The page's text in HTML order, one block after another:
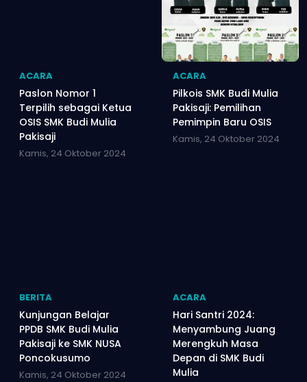
ACARA
Paslon Nomor 1
Terpilih sebagai Ketua
OSIS SMK Budi Mulia
Pakisaji
Kamis, 24 Oktober 2024
ACARA
Pilkois SMK Budi Mulia
Pakisaji: Pemilihan
Pemimpin Baru OSIS
Kamis, 24 Oktober 2024
BERITA
Kunjungan Belajar
PPDB SMK Budi Mulia
Pakisaji ke SMK NUSA
Poncokusumo
Kamis, 24 Oktober 2024
ACARA
Hari Santri 2024:
Menyambung Juang
Merengkuh Masa
Depan di SMK Budi
Mulia